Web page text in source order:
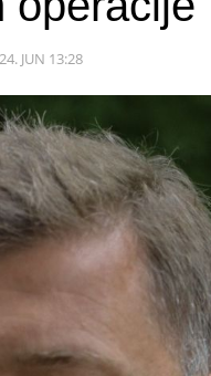
24. JUN 13:28